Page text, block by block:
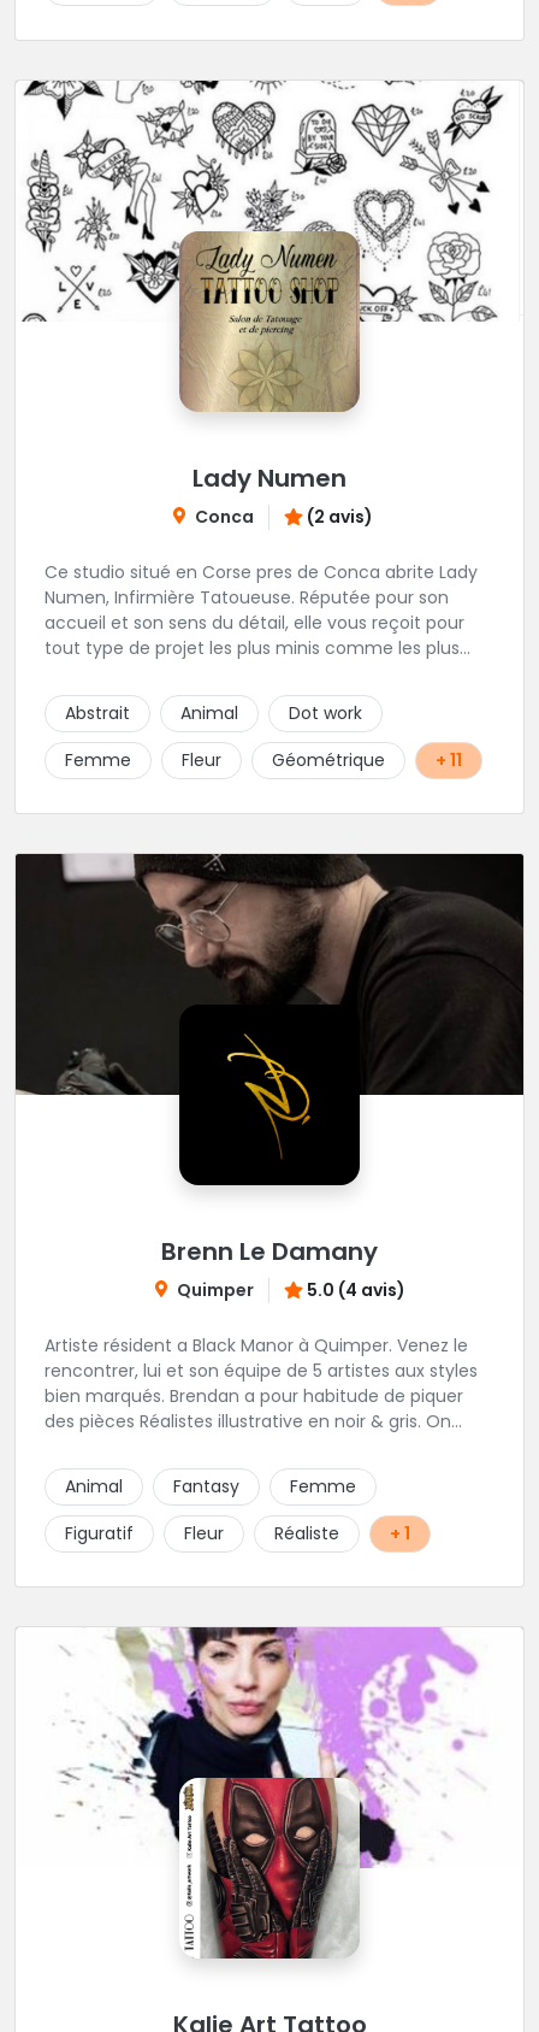
Lady Numen
Conca (2 avis)
Ce studio situé en Corse pres de Conca abrite Lady
Numen, Infirmière Tatoueuse. Réputée pour son
accueil et son sens du détail, elle vous reçoit pour
tout type de projet les plus minis comme les plus
Abstrait
Animal
Dot work
Femme
Fleur Géométrique + 11
Brenn Le Damany
Quimper 5.0 (4 avis)
Artiste résident a Black Manor à Quimper. Venez le
rencontrer, lui et son équipe de 5 artistes aux styles
bien marqués. Brendan a pour habitude de piquer
des pièces Réalistes illustrative en noir & gris. On
de votre projet avec lui.
Animal Fantasy
Femme
Figuratif
Fleur Réaliste + 1
Kalie Art Tattoo